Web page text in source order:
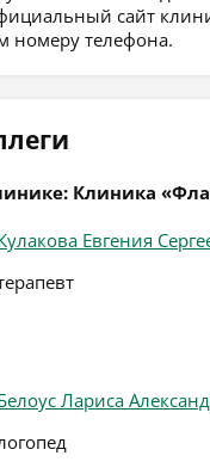
сайт
номеру телефона.
Клиника
Евгения
Лариса